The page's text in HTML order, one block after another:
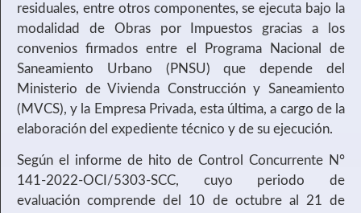
residuales, entre otros componentes, se ejecuta bajo la
modalidad de Obras por Impuestos gracias a los
convenios firmados entre el Programa Nacional de
Saneamiento Urbano (PNSU) que depende del
Ministerio de Vivienda Construcción y Saneamiento
(MVCS), y la Empresa Privada, esta última, a cargo de la
elaboración del expediente técnico y de su ejecución.
Según el informe de hito de Control Concurrente N°
141-2022-OCI/5303-SCC, cuyo periodo de
evaluación comprende del 10 de octubre al 21 de